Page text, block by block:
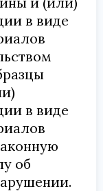
в виде
в виде
об